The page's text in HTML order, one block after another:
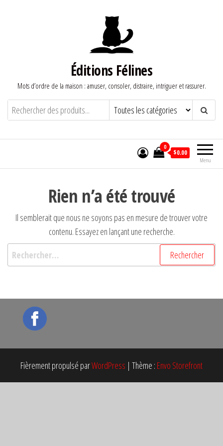
Éditions Félines
Mots d’ordre de la maison : amuser, consoler, distraire, intriguer et rassurer.
Menu
0
$0.00
Rien n’a été trouvé
Il semblerait que nous ne soyons pas en mesure de trouver votre
contenu. Essayez en lançant une recherche.
Fièrement propulsé parWordPress | Thème : Envo Storefront